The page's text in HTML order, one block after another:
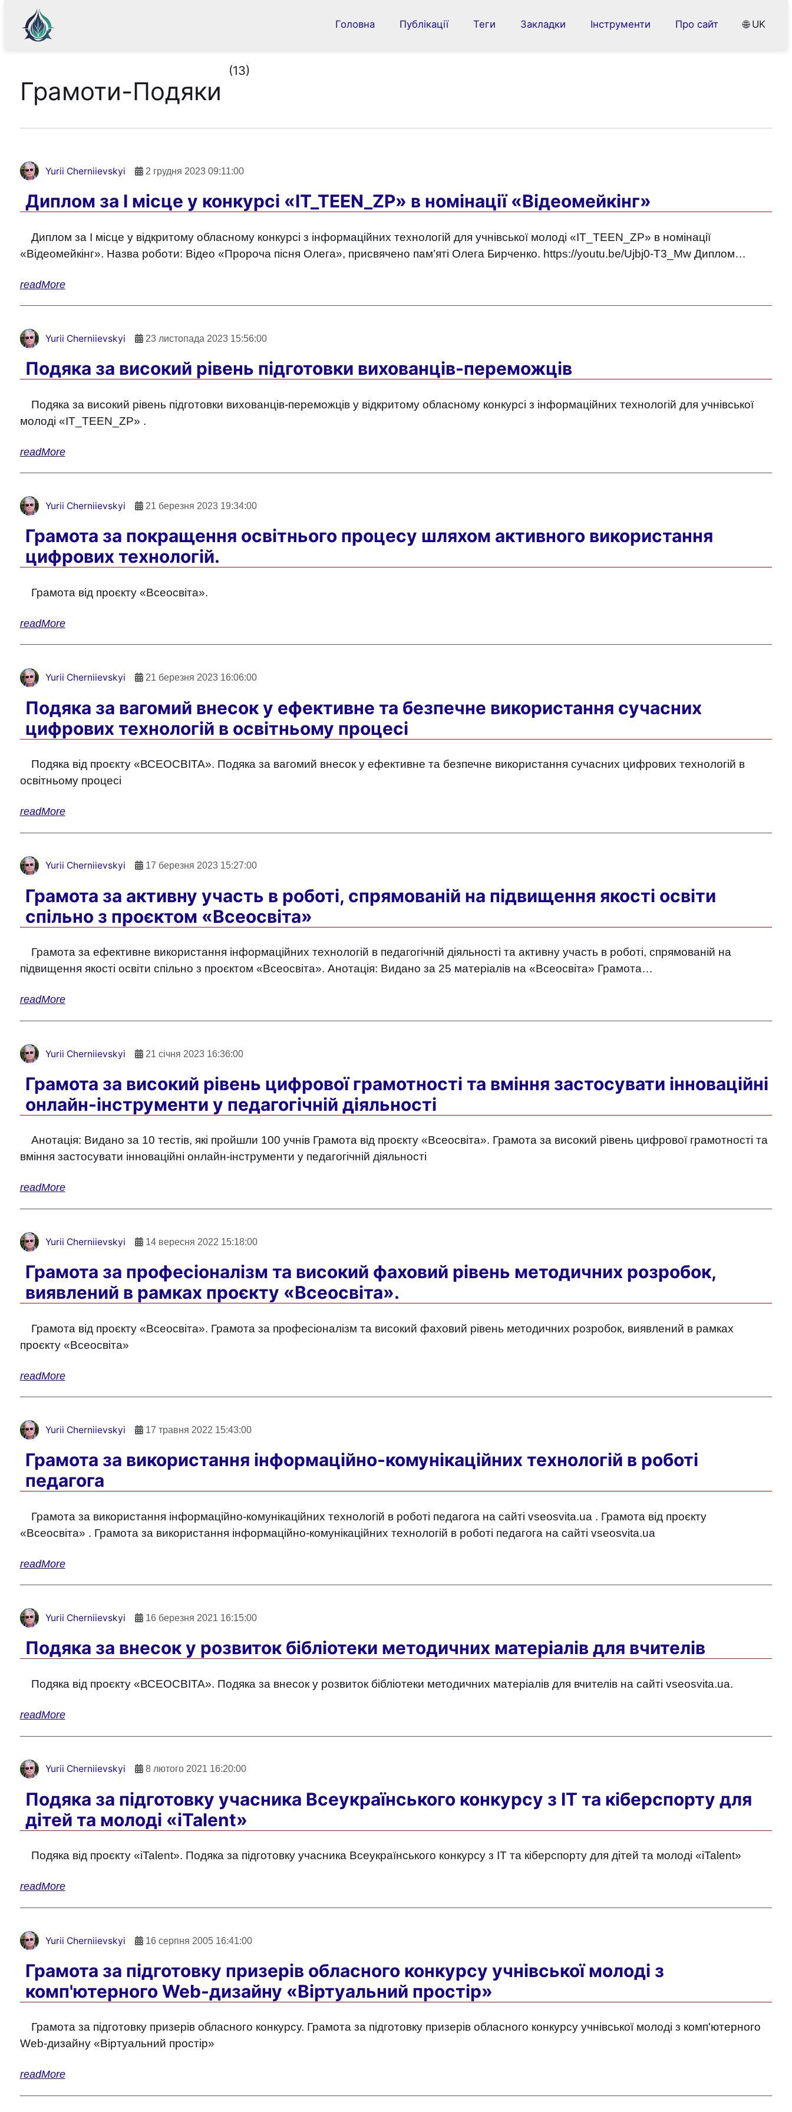
Головна Публікації Теги Закладки Інструменти Про сайт 🌐 UK
Грамоти-Подяки
(13)
Yurii Cherniievskyi 2 грудня 2023 09:11:00
Диплом за I місце у конкурсі «IT_TEEN_ZP» в номінації «Відеомейкінг»
Диплом за I місце у відкритому обласному конкурсі з інформаційних технологій для учнівської молоді «IT_TEEN_ZP» в номінації
«Відеомейкінг». Назва роботи: Відео «Пророча пісня Олега», присвячено пам’яті Олега Бирченко. https://youtu.be/Ujbj0-T3_Mw Диплом…
readMore
Yurii Cherniievskyi 23 листопада 2023 15:56:00
Подяка за високий рівень підготовки вихованців-переможців
Подяка за високий рівень підготовки вихованців-переможців у відкритому обласному конкурсі з інформаційних технологій для учнівської
молоді «IT_TEEN_ZP» .
readMore
Yurii Cherniievskyi 21 березня 2023 19:34:00
Грамота за покращення освітнього процесу шляхом активного використання
цифрових технологій.
Грамота від проєкту «Всеосвіта».
readMore
Yurii Cherniievskyi 21 березня 2023 16:06:00
Подяка за вагомий внесок у ефективне та безпечне використання сучасних
цифрових технологій в освітньому процесі
Подяка від проєкту «ВСЕОСВІТА». Подяка за вагомий внесок у ефективне та безпечне використання сучасних цифрових технологій в
освітньому процесі
readMore
Yurii Cherniievskyi 17 березня 2023 15:27:00
Грамота за активну участь в роботі, спрямованій на підвищення якості освіти
спільно з проєктом «Всеосвіта»
Грамота за ефективне використання інформаційних технологій в педагогічній діяльності та активну участь в роботі, спрямованій на
підвищення якості освіти спільно з проєктом «Всеосвіта». Анотація: Видано за 25 матеріалів на «Всеосвіта» Грамота…
readMore
Yurii Cherniievskyi 21 січня 2023 16:36:00
Грамота за високий рівень цифрової грамотності та вміння застосувати інноваційні
онлайн-інструменти у педагогічній діяльності
Анотація: Видано за 10 тестів, які пройшли 100 учнів Грамота від проєкту «Всеосвіта». Грамота за високий рівень цифрової грамотності та
вміння застосувати інноваційні онлайн-інструменти у педагогічній діяльності
readMore
Yurii Cherniievskyi 14 вересня 2022 15:18:00
Грамота за професіоналізм та високий фаховий рівень методичних розробок,
виявлений в рамках проєкту «Всеосвіта».
Грамота від проєкту «Всеосвіта». Грамота за професіоналізм та високий фаховий рівень методичних розробок, виявлений в рамках
проєкту «Всеосвіта»
readMore
Yurii Cherniievskyi 17 травня 2022 15:43:00
Грамота за використання інформаційно-комунікаційних технологій в роботі
педагога
Грамота за використання інформаційно-комунікаційних технологій в роботі педагога на сайті vseosvita.ua . Грамота від проєкту
«Всеосвіта» . Грамота за використання інформаційно-комунікаційних технологій в роботі педагога на сайті vseosvita.ua
readMore
Yurii Cherniievskyi 16 березня 2021 16:15:00
Подяка за внесок у розвиток бібліотеки методичних матеріалів для вчителів
Подяка від проєкту «ВСЕОСВІТА». Подяка за внесок у розвиток бібліотеки методичних матеріалів для вчителів на сайті vseosvita.ua.
readMore
Yurii Cherniievskyi 8 лютого 2021 16:20:00
Подяка за підготовку учасника Всеукраїнського конкурсу з IT та кіберспорту для
дітей та молоді «iTalent»
Подяка від проєкту «iTalent». Подяка за підготовку учасника Всеукраїнського конкурсу з IT та кіберспорту для дітей та молоді «iTalent»
readMore
Yurii Cherniievskyi 16 серпня 2005 16:41:00
Грамота за підготовку призерів обласного конкурсу учнівської молоді з
комп'ютерного Web-дизайну «Віртуальний простір»
Грамота за підготовку призерів обласного конкурсу. Грамота за підготовку призерів обласного конкурсу учнівської молоді з комп'ютерного
Web-дизайну «Віртуальний простір»
readMore
Інструменти
🌐 UK